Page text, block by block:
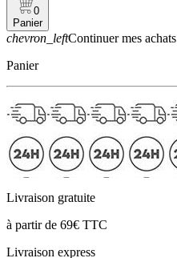
0
Panier
chevron_leftContinuer mes achats
Panier
Livraison gratuite
à partir de 69€ TTC
Livraison express